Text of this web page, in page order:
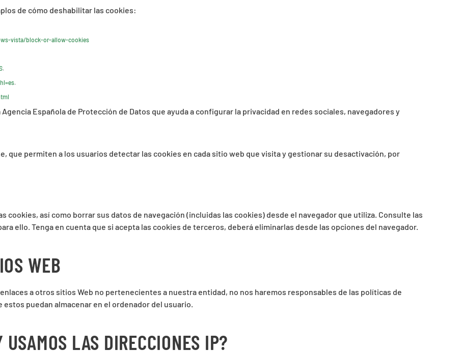
de cómo deshabilitar las cookies:
vista/block-or-allow-cookies
.
.
Española de Protección de Datos que ayuda a configurar la privacidad en redes sociales, navegadores y
que permiten a los usuarios detectar las cookies en cada sitio web que visita y gestionar su desactivación, por
cookies, así como borrar sus datos de navegación (incluidas las cookies) desde el navegador que utiliza. Consulte las
ello. Tenga en cuenta que si acepta las cookies de terceros, deberá eliminarlas desde las opciones del navegador.
WEB
a otros sitios Web no pertenecientes a nuestra entidad, no nos haremos responsables de las políticas de
puedan almacenar en el ordenador del usuario.
USAMOS LAS DIRECCIONES IP?